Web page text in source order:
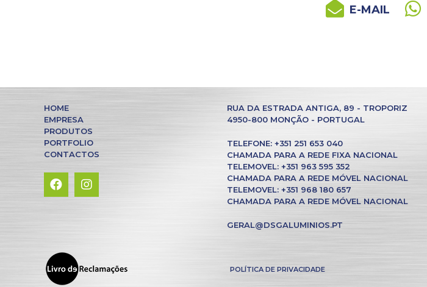
E-MAIL
HOME
EMPRESA
PRODUTOS
PORTFOLIO
CONTACTOS
RUA DA ESTRADA ANTIGA, 89 - TROPORIZ
4950-800 MONÇÃO - PORTUGAL
TELEFONE: +351 251 653 040
CHAMADA PARA A REDE FIXA NACIONAL
TELEMOVEL: +351 963 595 352
CHAMADA PARA A REDE MÓVEL NACIONAL
TELEMOVEL: +351 968 180 657
CHAMADA PARA A REDE MÓVEL NACIONAL
GERAL@DSGALUMINIOS.PT
POLÍTICA DE PRIVACIDADE